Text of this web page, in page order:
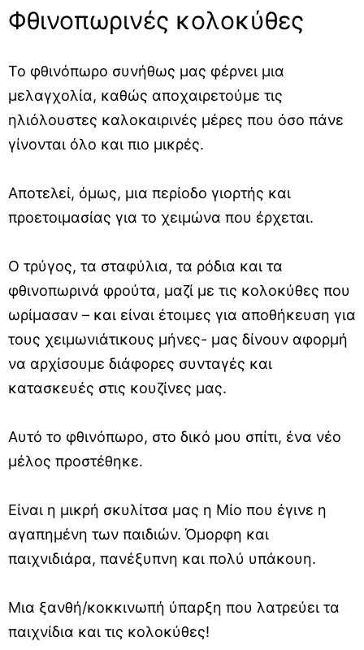
Φθινοπωρινές κολοκύθες
Το φθινόπωρο συνήθως μας φέρνει μια
μελαγχολία, καθώς αποχαιρετούμε τις
ηλιόλουστες καλοκαιρινές μέρες που όσο πάνε
γίνονται όλο και πιο μικρές.
Αποτελεί, όμως, μια περίοδο γιορτής και
προετοιμασίας για το χειμώνα που έρχεται.
Ο τρύγος, τα σταφύλια, τα ρόδια και τα
φθινοπωρινά φρούτα, μαζί με τις κολοκύθες που
ωρίμασαν – και είναι έτοιμες για αποθήκευση για
τους χειμωνιάτικους μήνες- μας δίνουν αφορμή
να αρχίσουμε διάφορες συνταγές και
κατασκευές στις κουζίνες μας.
Αυτό το φθινόπωρο, στο δικό μου σπίτι, ένα νέο
μέλος προστέθηκε.
Είναι η μικρή σκυλίτσα μας η Μίο που έγινε η
αγαπημένη των παιδιών. Όμορφη και
παιχνιδιάρα, πανέξυπνη και πολύ υπάκουη.
Μια ξανθή/κοκκινωπή ύπαρξη που λατρεύει τα
παιχνίδια και τις κολοκύθες!